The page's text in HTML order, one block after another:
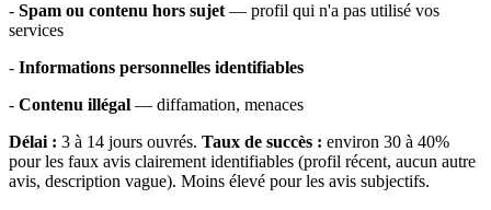
- Spam ou contenu hors sujet — profil qui n'a pas utilisé vos
services
- Informations personnelles identifiables
- Contenu illégal — diffamation, menaces
Délai : 3 à 14 jours ouvrés. Taux de succès : environ 30 à 40%
pour les faux avis clairement identifiables (profil récent, aucun autre
avis, description vague). Moins élevé pour les avis subjectifs.